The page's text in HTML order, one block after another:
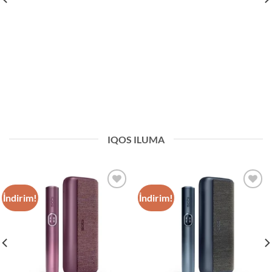
IQOS ILUMA
İndirim! İndirim!